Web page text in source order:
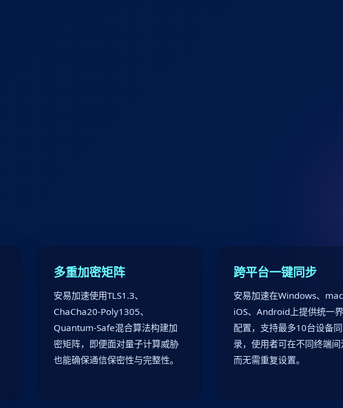
多重加密矩阵
安易加速使用TLS1.3、
ChaCha20-Poly1305、
Quantum-Safe混合算法构建加
密矩阵，即便面对量子计算威胁
也能确保通信保密性与完整性。
跨平台一键同步
安易加速在Windows、
iOS、Android上提供统一
配置，支持最多10台设备
录，使用者可在不同终端间
而无需重复设置。